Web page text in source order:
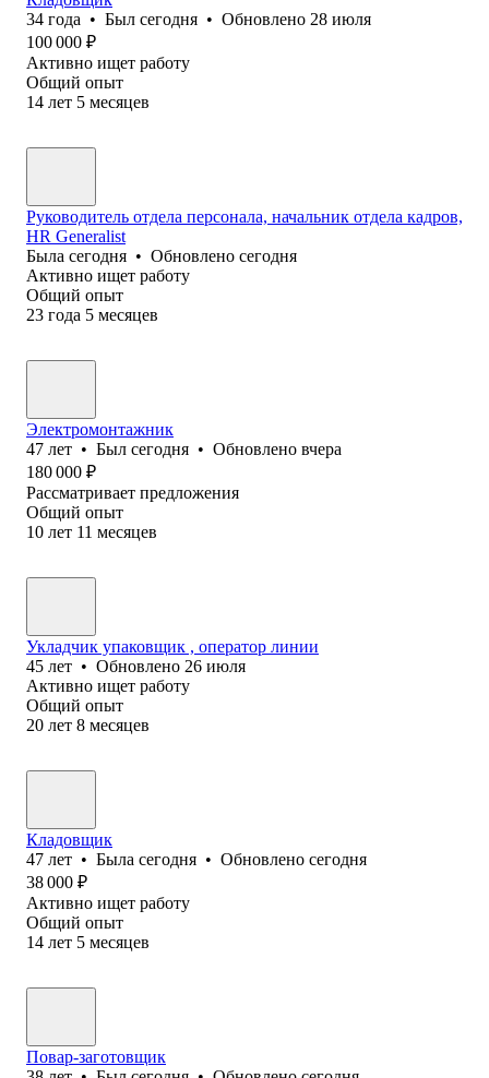
34 года • Был сегодня • Обновлено 28 июля
100 000 ₽
Активно ищет работу
Общий опыт
14 лет 5 месяцев
Руководитель отдела персонала, начальник отдела кадров,
HR Generalist
Была сегодня • Обновлено сегодня
Активно ищет работу
Общий опыт
23 года 5 месяцев
Электромонтажник
47 лет • Был сегодня • Обновлено вчера
180 000 ₽
Рассматривает предложения
Общий опыт
10 лет 11 месяцев
Укладчик упаковщик , оператор линии
45 лет • Обновлено 26 июля
Активно ищет работу
Общий опыт
20 лет 8 месяцев
Кладовщик
47 лет • Была сегодня • Обновлено сегодня
38 000 ₽
Активно ищет работу
Общий опыт
14 лет 5 месяцев
Повар-заготовщик